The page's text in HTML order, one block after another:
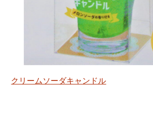
クリームソーダキャンドル